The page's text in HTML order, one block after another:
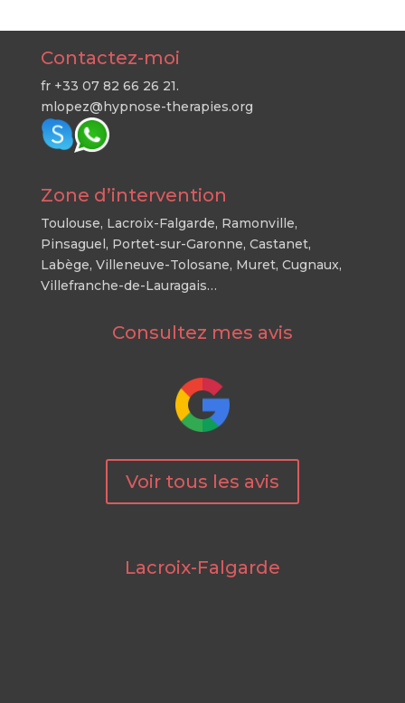
Contactez-moi
fr +33 07 82 66 26 21.
mlopez@hypnose-therapies.org
Zone d’intervention
Toulouse, Lacroix-Falgarde, Ramonville,
Pinsaguel, Portet-sur-Garonne, Castanet,
Labège, Villeneuve-Tolosane, Muret, Cugnaux,
Villefranche-de-Lauragais…
Consultez mes avis
Voir tous les avis
Lacroix-Falgarde